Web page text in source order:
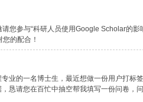
您参与“科研人员使用Google Scholar的影
的配合！
业的一名博士生，最近想做一份用户打标
恳请您在百忙中抽空帮我填写一份问卷，